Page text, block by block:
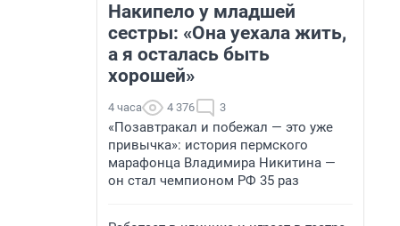
Накипело у младшей
сестры: «Она уехала жить,
а я осталась быть
хорошей»
4 часа 4 376 3
«Позавтракал и побежал — это уже
привычка»: история пермского
марафонца Владимира Никитина —
он стал чемпионом РФ 35 раз